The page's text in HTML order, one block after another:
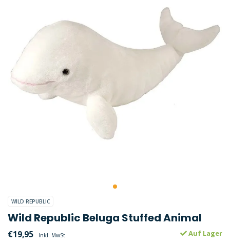
WILD REPUBLIC
Wild Republic Beluga Stuffed Animal
€19,95 Inkl. MwSt. Auf Lager